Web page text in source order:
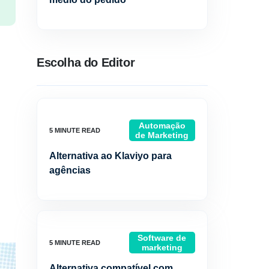
Escolha do Editor
Automação
de Marketing
Alternativa ao Klaviyo para
agências
Software de
marketing